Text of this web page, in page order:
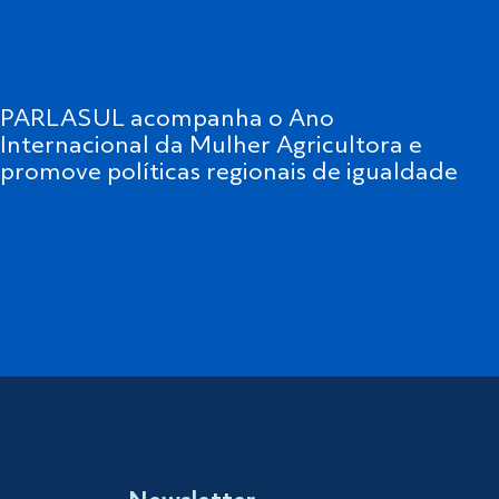
PARLASUL acompanha o Ano
Internacional da Mulher Agricultora e
promove políticas regionais de igualdade